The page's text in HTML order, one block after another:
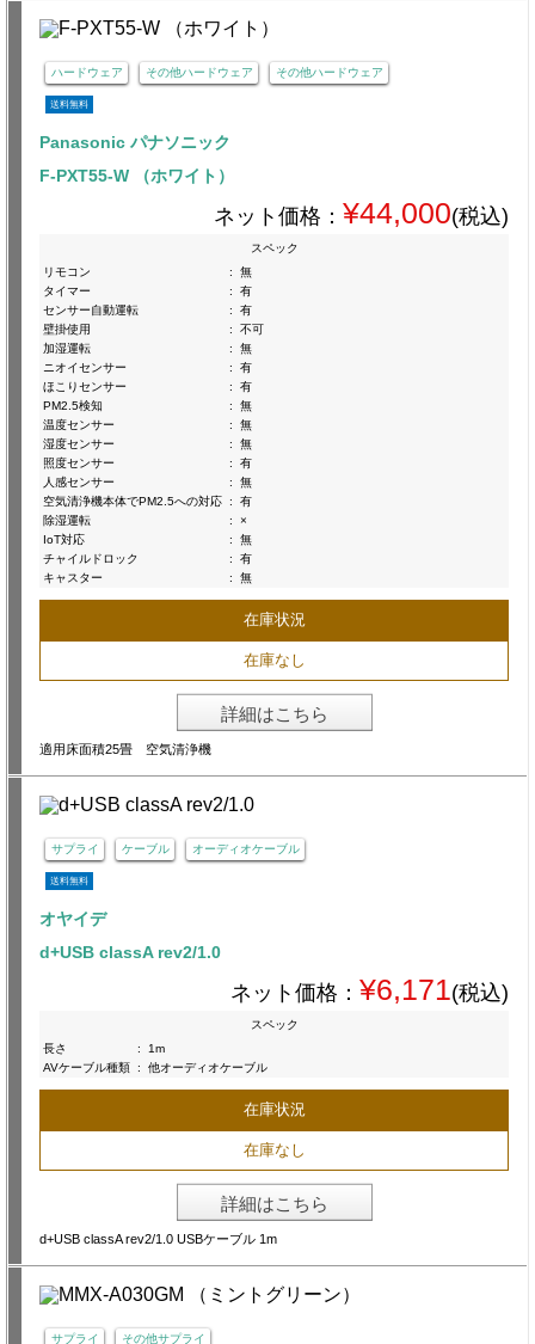
ハードウェア その他ハードウェア その他ハードウェア
送料無料
Panasonic パナソニック
F-PXT55-W （ホワイト）
ネット価格： ¥44,000(税込)
スペック
リモコン
:
無
タイマー
:
有
センサー自動運転
:
有
壁掛使用
:
不可
加湿運転
:
無
ニオイセンサー
:
有
ほこりセンサー
:
有
PM2.5検知
:
無
温度センサー
:
無
湿度センサー
:
無
照度センサー
:
有
人感センサー
:
無
空気清浄機本体でPM2.5への対応 :
有
除湿運転
:
×
IoT対応
:
無
チャイルドロック
:
有
キャスター
: 無
在庫状況
在庫なし
詳細はこちら
適用床面積25畳 空気清浄機
サプライ ケーブル オーディオケーブル
送料無料
オヤイデ
d+USB classA rev2/1.0
ネット価格： ¥6,171(税込)
スペック
長さ
:
1m
AVケーブル種類 : 他オーディオケーブル
在庫状況
在庫なし
詳細はこちら
d+USB classA rev2/1.0 USBケーブル 1m
サプライ その他サプライ